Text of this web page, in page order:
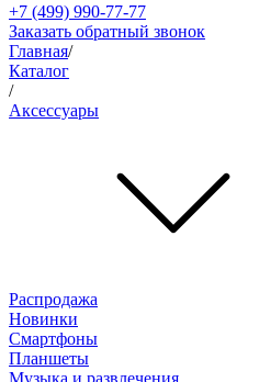
+7 (499) 990-77-77
Заказать обратный звонок
Главная/
Каталог
/
Аксессуары
Распродажа
Новинки
Смартфоны
Планшеты
Музыка и развлечения